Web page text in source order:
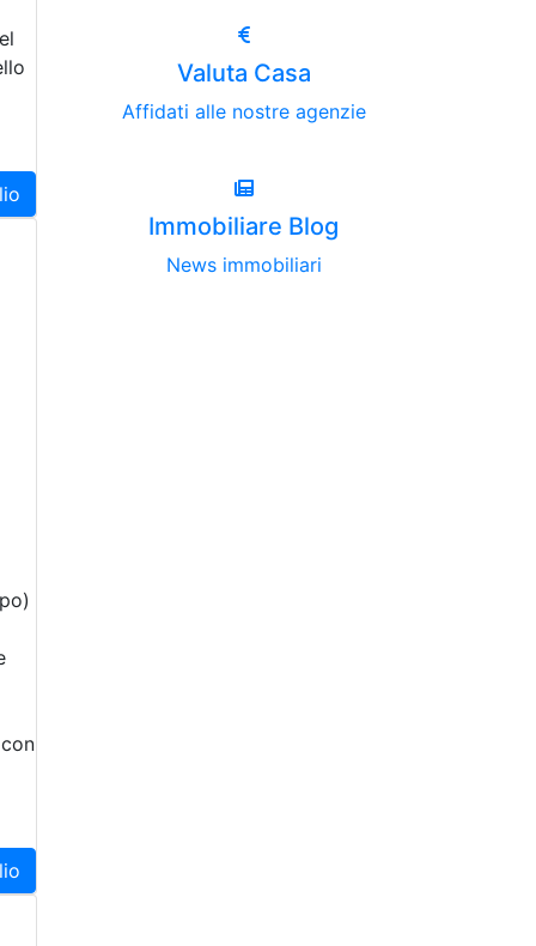
Valuta Casa
Affidati alle nostre agenzie
Immobiliare Blog
News immobiliari